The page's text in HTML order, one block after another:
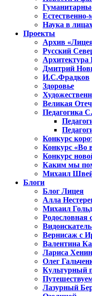
Естественно-
Наука в
Проекты
Архив
Русский
Архитектура
Дмитрий
И.С.Фрадков
Здоровье
Великая
Педагогика
Конкурс
Конкурс «Во
Конкурс
Каким мы
Михаил
Блоги
Блог Лицея
Алла
Михаил
Вернисаж с
Валентина
Лариса
Олег
Культурный
Лазурный